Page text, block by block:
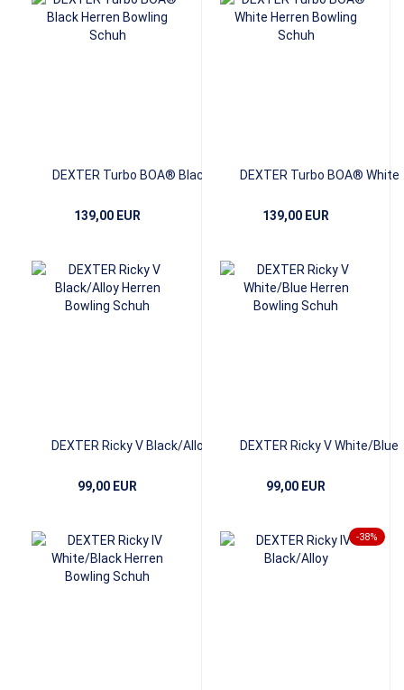
DEXTER Turbo BOA® Black
139,00 EUR
DEXTER Turbo BOA® White
139,00 EUR
DEXTER Ricky V Black/Alloy
99,00 EUR
DEXTER Ricky V White/Blue
99,00 EUR
-38%